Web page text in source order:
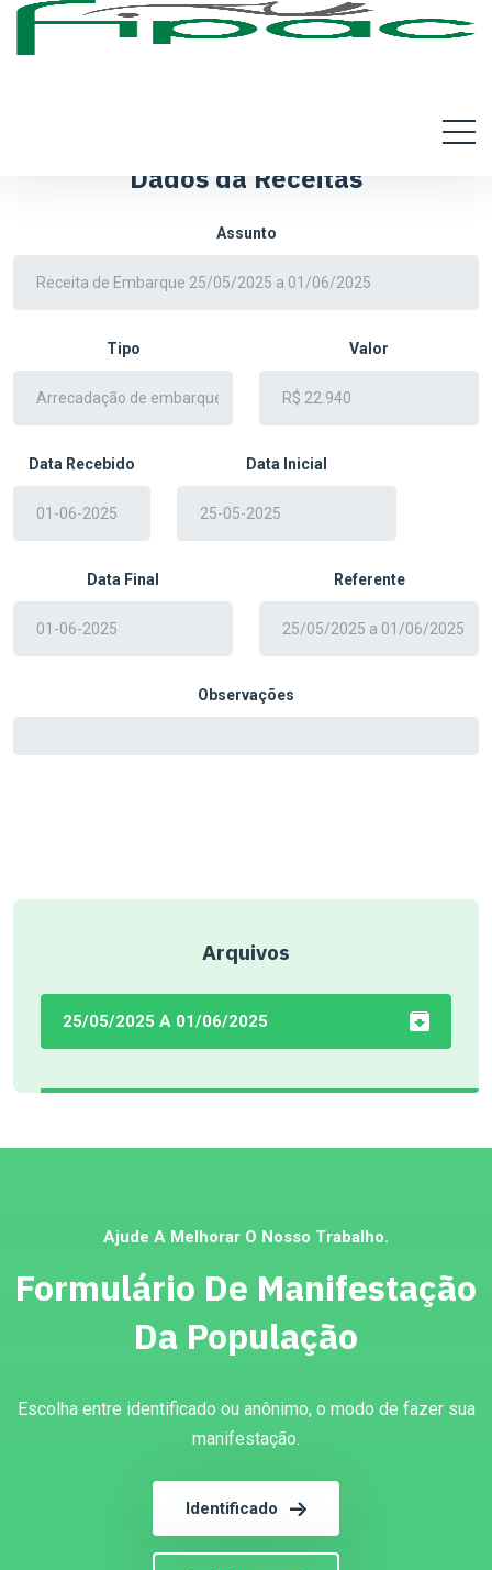
Arquivos
25/05/2025 A 01/06/2025
Dados da Receitas
Assunto
Tipo Valor
Data Recebido Data Inicial
Data Final Referente
Observações
Ajude A Melhorar O Nosso Trabalho.
Formulário De Manifestação
Da População
Escolha entre identificado ou anônimo, o modo de fazer sua
manifestação.
Identificado